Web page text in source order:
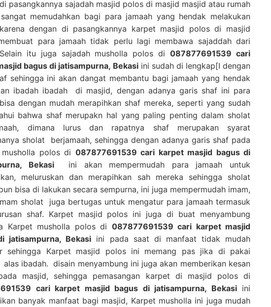
pasangkannya sajadah masjid polos di masjid masjid atau rumah
memudahkan bagi para jamaah yang hendak melakukan
dengan di pasangkannya karpet masjid polos di masjid
para jamaah tidak perlu lagi membawa sajaddah dari
itu juga sajadah musholla polos di087877691539 cari
bagus di jatisampurna, Bekasiini sudah di lengkap[I dengan
sehingga ini akan dangat membantu bagi jamaah yang hendak
ibadah ibadah di masjid, dengan adanya garis shaf ini para
dengan mudah merapihkan shaf mereka, seperti yang sudah
bahwa shaf merupakn hal yang paling penting dalam sholat
dimana lurus dan rapatnya shaf merupakan syarat
sholat berjamaah, sehingga dengan adanya garis shaf pada
musholla polos di 087877691539 cari karpet masjid bagus di
Bekasiini akan mempermudah para jamaah untuk
meluruskan dan merapihkan sah mereka sehingga sholat
bisa di lakukan secara sempurna, ini juga mempermudah imam,
sholat juga bertugas untuk mengatur para jamaah termasuk
shaf. Karpet masjid polos ini juga di buat menyambung
Karpet musholla polos di 087877691539 cari karpet masjid
jatisampurna, Bekasi ini pada saat di manfaat tidak mudah
sehingga Karpet masjid polos ini memang pas jika di pakai
ibadah. disain menyambung ini juga akan memberikan kesan
masjid, sehingga pemasangan karpet di masjid polos di
cari karpet masjid bagus di jatisampurna, Bekasiini
banyak manfaat bagi masjid, Karpet musholla ini juga mudah